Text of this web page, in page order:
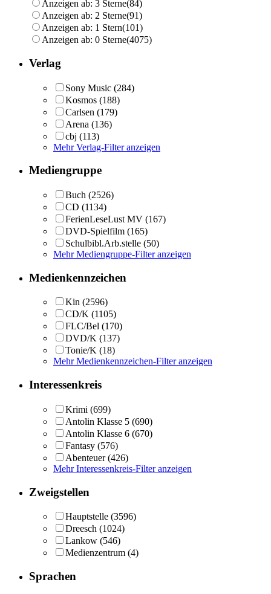
Anzeigen ab: 3 Sterne(84)
Anzeigen ab: 2 Sterne(91)
Anzeigen ab: 1 Stern(101)
Anzeigen ab: 0 Sterne(4075)
Verlag
Sony Music (284)
Kosmos (188)
Carlsen (179)
Arena (136)
cbj (113)
Mehr Verlag-Filter anzeigen
Mediengruppe
Buch (2526)
CD (1134)
FerienLeseLust MV (167)
DVD-Spielfilm (165)
Schulbibl.Arb.stelle (50)
Mehr Mediengruppe-Filter anzeigen
Medienkennzeichen
Kin (2596)
CD/K (1105)
FLC/Bel (170)
DVD/K (137)
Tonie/K (18)
Mehr Medienkennzeichen-Filter anzeigen
Interessenkreis
Krimi (699)
Antolin Klasse 5 (690)
Antolin Klasse 6 (670)
Fantasy (576)
Abenteuer (426)
Mehr Interessenkreis-Filter anzeigen
Zweigstellen
Hauptstelle (3596)
Dreesch (1024)
Lankow (546)
Medienzentrum (4)
Sprachen